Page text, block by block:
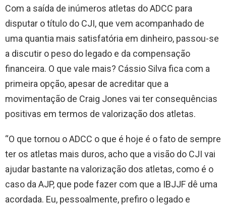
Com a saída de inúmeros atletas do ADCC para
disputar o título do CJI, que vem acompanhado de
uma quantia mais satisfatória em dinheiro, passou-se
a discutir o peso do legado e da compensação
financeira. O que vale mais? Cássio Silva fica com a
primeira opção, apesar de acreditar que a
movimentação de Craig Jones vai ter consequências
positivas em termos de valorização dos atletas.
“O que tornou o ADCC o que é hoje é o fato de sempre
ter os atletas mais duros, acho que a visão do CJI vai
ajudar bastante na valorização dos atletas, como é o
caso da AJP, que pode fazer com que a IBJJF dê uma
acordada. Eu, pessoalmente, prefiro o legado e